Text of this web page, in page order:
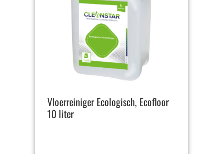
Vloerreiniger Ecologisch, Ecofloor
10 liter